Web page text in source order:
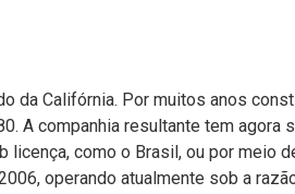
da Califórnia. Por muitos anos
A companhia resultante tem agora
como o Brasil, ou por meio
operando atualmente sob a